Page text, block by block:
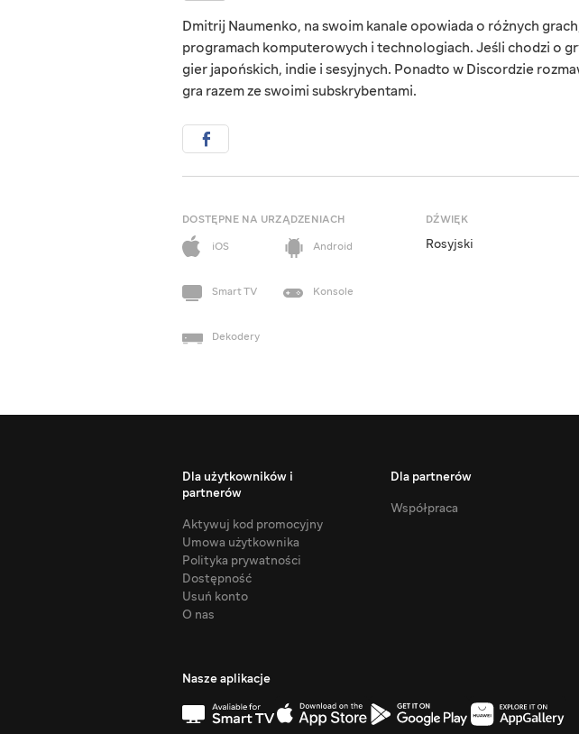
Dmitrij Naumenko, na swoim kanale opowiada o różnych
programach komputerowych i technologiach. Jeśli chodzi o
gier japońskich, indie i sesyjnych. Ponadto w Discordzie
gra razem ze swoimi subskrybentami.
DOSTĘPNE NA URZĄDZENIACH
iOS
Android
Smart TV Konsole
Dekodery
DŹWIĘK
Rosyjski
Dla użytkowników i
partnerów
Aktywuj kod promocyjny
Umowa użytkownika
Polityka prywatności
Dostępność
Usuń konto
O nas
Dla partnerów
Współpraca
Nasze aplikacje